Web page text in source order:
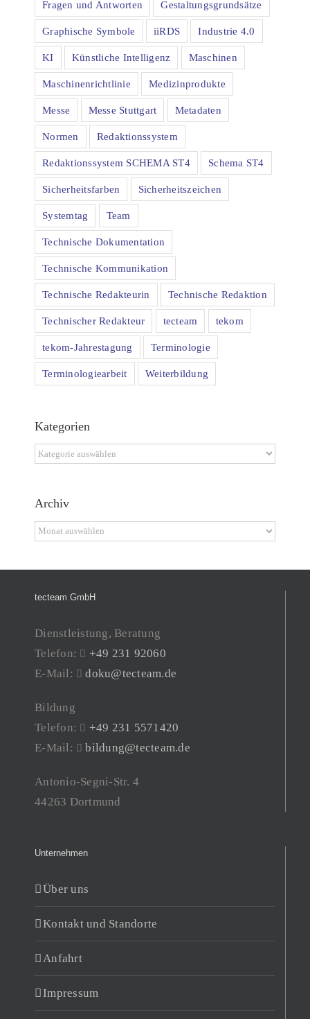
Fragen und Antworten Gestaltungsgrundsätze
Graphische Symbole iiRDS Industrie 4.0
KI Künstliche Intelligenz Maschinen
Maschinenrichtlinie Medizinprodukte
Messe Messe Stuttgart Metadaten
Normen Redaktionssystem
Redaktionssystem SCHEMA ST4 Schema ST4
Sicherheitsfarben Sicherheitszeichen
Systemtag Team
Technische Dokumentation
Technische Kommunikation
Technische Redakteurin Technische Redaktion
Technischer Redakteur tecteam tekom
tekom-Jahrestagung Terminologie
Terminologiearbeit Weiterbildung
Kategorien
Kategorien
Archiv
Archiv
tecteam GmbH
Dienstleistung, Beratung
Telefon:
+49 231 92060
E-Mail:
doku@tecteam.de
Bildung
Telefon:
+49 231 5571420
E-Mail:
bildung@tecteam.de
Antonio-Segni-Str. 4
44263 Dortmund
Unternehmen
Über uns
Kontakt und Standorte
Anfahrt
Impressum